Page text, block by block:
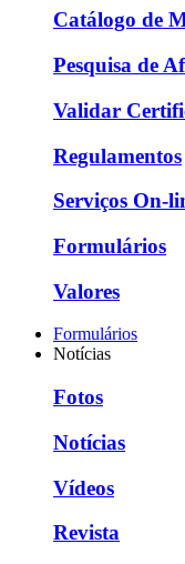
Catálogo de
Pesquisa de
Validar
Regulamentos
Serviços On-
Formulários
Valores
Formulários
Notícias
Fotos
Notícias
Vídeos
Revista